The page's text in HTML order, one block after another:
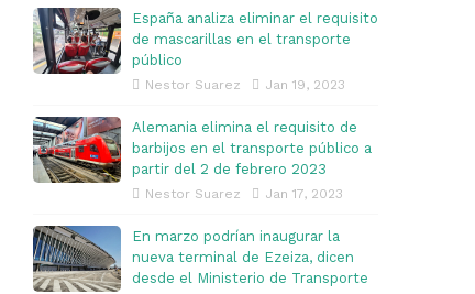
España analiza eliminar el requisito
de mascarillas en el transporte
público
Nestor Suarez Jan 19, 2023
Alemania elimina el requisito de
barbijos en el transporte público a
partir del 2 de febrero 2023
Nestor Suarez Jan 17, 2023
En marzo podrían inaugurar la
nueva terminal de Ezeiza, dicen
desde el Ministerio de Transporte